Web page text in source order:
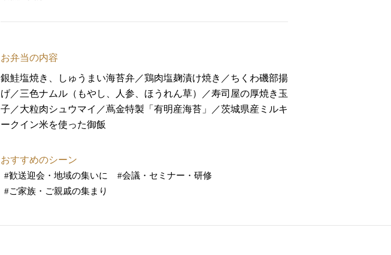
お弁当の内容
銀鮭塩焼き、しゅうまい海苔弁／鶏肉塩麹漬け焼き／ちくわ磯部揚
げ／三色ナムル（もやし、人参、ほうれん草）／寿司屋の厚焼き玉
子／大粒肉シュウマイ／蔦金特製「有明産海苔」／茨城県産ミルキ
ークイン米を使った御飯
おすすめのシーン
#歓送迎会・地域の集いに #会議・セミナー・研修
#ご家族・ご親戚の集まり